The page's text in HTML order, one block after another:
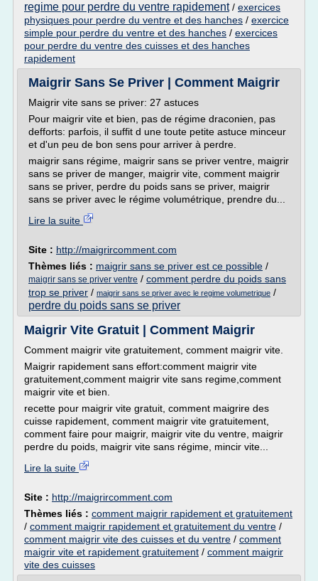
regime pour perdre du ventre rapidement/ exercices
physiques pour perdre du ventre et des hanches / exercice
simple pour perdre du ventre et des hanches / exercices
pour perdre du ventre des cuisses et des hanches
rapidement
Maigrir Sans Se Priver | Comment Maigrir
Maigrir vite sans se priver: 27 astuces
Pour maigrir vite et bien, pas de régime draconien, pas
defforts: parfois, il suffit d une toute petite astuce minceur
et d'un peu de bon sens pour arriver à perdre.
maigrir sans régime, maigrir sans se priver ventre, maigrir
sans se priver de manger, maigrir vite, comment maigrir
sans se priver, perdre du poids sans se priver, maigrir
sans se priver avec le régime volumétrique, prendre du...
Lire la suite
Site : http://maigrircomment.com
Thèmes liés : maigrir sans se priver est ce possible /
maigrir sans se priver ventre / comment perdre du poids sans
trop se priver / maigrir sans se priver avec le regime volumetrique /
perdre du poids sans se priver
Maigrir Vite Gratuit | Comment Maigrir
Comment maigrir vite gratuitement, comment maigrir vite.
Maigrir rapidement sans effort:comment maigrir vite
gratuitement,comment maigrir vite sans regime,comment
maigrir vite et bien.
recette pour maigrir vite gratuit, comment maigrire des
cuisse rapidement, comment maigrir vite gratuitement,
comment faire pour maigrir, maigrir vite du ventre, maigrir
perdre du poids, maigrir vite sans régime, mincir vite...
Lire la suite
Site : http://maigrircomment.com
Thèmes liés : comment maigrir rapidement et gratuitement
/ comment maigrir rapidement et gratuitement du ventre /
comment maigrir vite des cuisses et du ventre / comment
maigrir vite et rapidement gratuitement / comment maigrir
vite des cuisses